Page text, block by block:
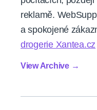
reklamě.
a spokojené
drogerie Xantea.cz
View Archive →